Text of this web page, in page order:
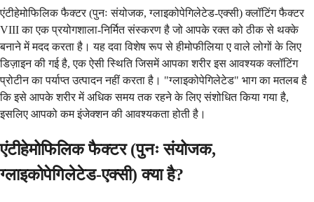
एंटीहेमोफिलिक फैक्टर (पुनः संयोजक, ग्लाइकोपेगिलेटेड-एक्सी) क्लॉटिंग फैक्टर
VIII का एक प्रयोगशाला-निर्मित संस्करण है जो आपके रक्त को ठीक से थक्के
बनाने में मदद करता है। यह दवा विशेष रूप से हीमोफीलिया ए वाले लोगों के लिए
डिज़ाइन की गई है, एक ऐसी स्थिति जिसमें आपका शरीर इस आवश्यक क्लॉटिंग
प्रोटीन का पर्याप्त उत्पादन नहीं करता है। "ग्लाइकोपेगिलेटेड" भाग का मतलब है
कि इसे आपके शरीर में अधिक समय तक रहने के लिए संशोधित किया गया है,
इसलिए आपको कम इंजेक्शन की आवश्यकता होती है।
एंटीहेमोफिलिक फैक्टर (पुनः संयोजक,
ग्लाइकोपेगिलेटेड-एक्सी) क्या है?